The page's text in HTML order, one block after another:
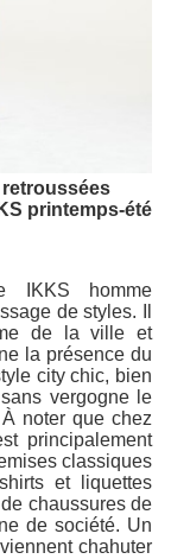
printemps-été
IKKS homme
de styles. Il
de la ville et
la présence du
city chic, bien
vergogne le
noter que chez
principalement
classiques
et liquettes
chaussures de
de société. Un
chahuter